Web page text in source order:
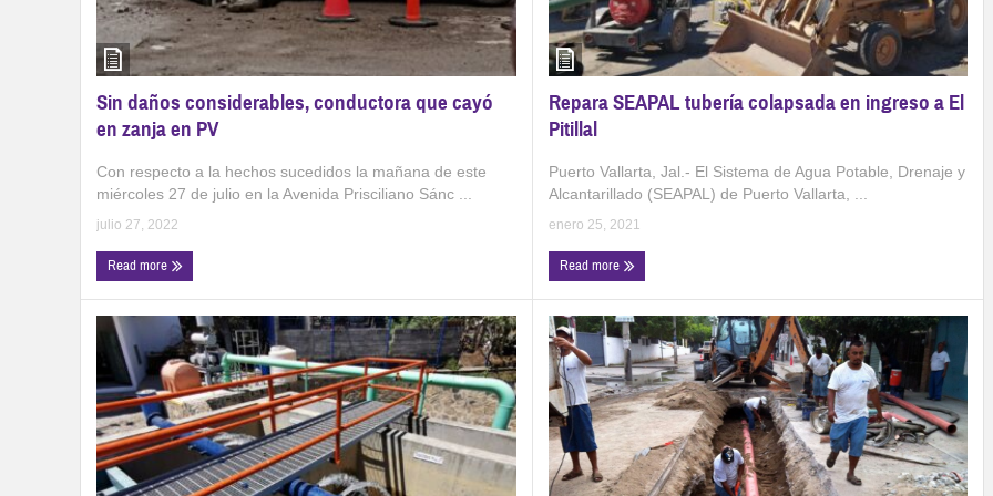
Sin daños considerables, conductora que cayó
en zanja en PV
Con respecto a la hechos sucedidos la mañana de este
miércoles 27 de julio en la Avenida Prisciliano Sánc ...
julio 27, 2022
Read more
Repara SEAPAL tubería colapsada en ingreso a El
Pitillal
Puerto Vallarta, Jal.- El Sistema de Agua Potable, Drenaje y
Alcantarillado (SEAPAL) de Puerto Vallarta, ...
enero 25, 2021
Read more